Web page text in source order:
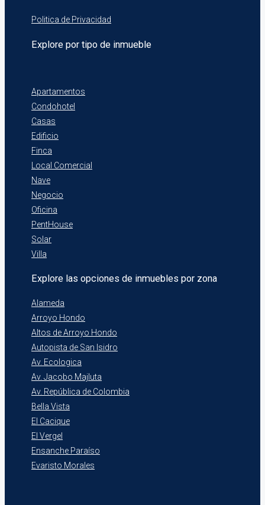
Politica de Privacidad
Explore por tipo de inmueble
Apartamentos
Condohotel
Casas
Edificio
Finca
Local Comercial
Nave
Negocio
Oficina
PentHouse
Solar
Villa
Explore las opciones de inmuebles por zona
Alameda
Arroyo Hondo
Altos de Arroyo Hondo
Autopista de San Isidro
Av. Ecologica
Av. Jacobo Majluta
Av. República de Colombia
Bella Vista
El Cacique
El Vergel
Ensanche Paraíso
Evaristo Morales